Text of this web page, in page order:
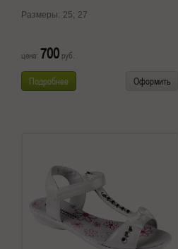
Размеры: 25; 27
цена: 700 руб.
Подробнее Оформить